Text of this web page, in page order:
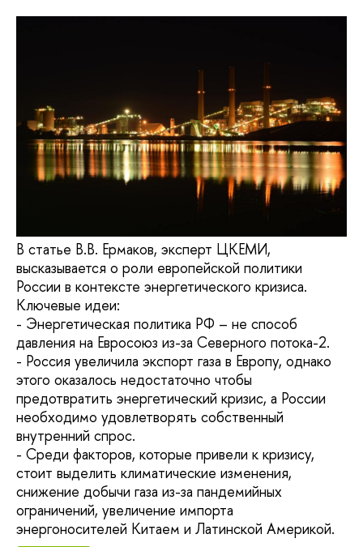
В статье В.В. Ермаков, эксперт ЦКЕМИ,
высказывается о роли европейской политики
России в контексте энергетического кризиса.
Ключевые идеи:
- Энергетическая политика РФ – не способ
давления на Евросоюз из-за Северного потока-2.
- Россия увеличила экспорт газа в Европу, однако
этого оказалось недостаточно чтобы
предотвратить энергетический кризис, а России
необходимо удовлетворять собственный
внутренний спрос.
- Среди факторов, которые привели к кризису,
стоит выделить климатические изменения,
снижение добычи газа из-за пандемийных
ограничений, увеличение импорта
энергоносителей Китаем и Латинской Америкой.